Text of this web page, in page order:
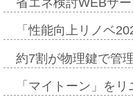
省エネ検討WEBサ
「性能向上リノベ
約7割が物理鍵で管
「マイトーン」を